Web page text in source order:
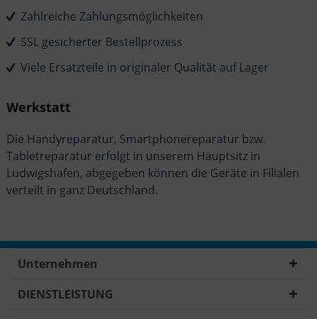
Zahlreiche Zahlungsmöglichkeiten
SSL gesicherter Bestellprozess
Viele Ersatzteile in originaler Qualität auf Lager
Werkstatt
Die Handyreparatur, Smartphonereparatur bzw.
Tabletreparatur erfolgt in unserem Hauptsitz in
Ludwigshafen, abgegeben können die Geräte in Filialen
verteilt in ganz Deutschland.
Unternehmen
DIENSTLEISTUNG